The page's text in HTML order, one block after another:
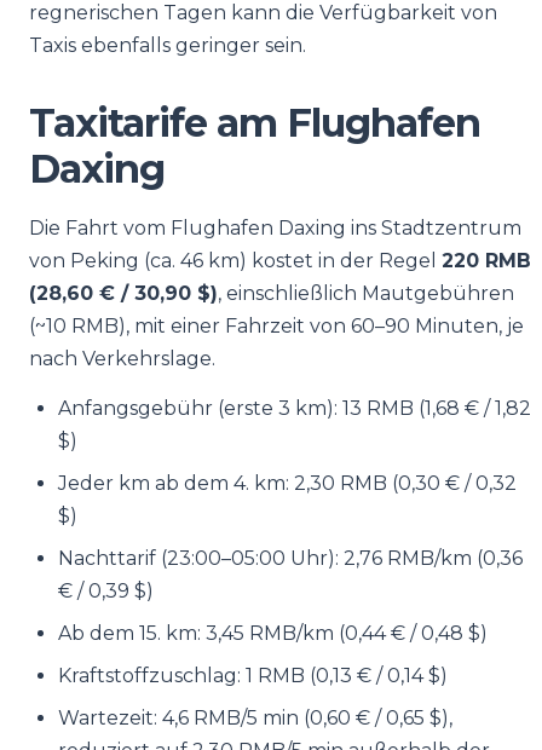
regnerischen Tagen kann die Verfügbarkeit von
Taxis ebenfalls geringer sein.
Taxitarife am Flughafen
Daxing
Die Fahrt vom Flughafen Daxing ins Stadtzentrum
von Peking (ca. 46 km) kostet in der Regel 220 RMB
(28,60 € / 30,90 $), einschließlich Mautgebühren
(~10 RMB), mit einer Fahrzeit von 60–90 Minuten, je
nach Verkehrslage.
Anfangsgebühr (erste 3 km): 13 RMB (1,68 € / 1,82
$)
Jeder km ab dem 4. km: 2,30 RMB (0,30 € / 0,32
$)
Nachttarif (23:00–05:00 Uhr): 2,76 RMB/km (0,36
€ / 0,39 $)
Ab dem 15. km: 3,45 RMB/km (0,44 € / 0,48 $)
Kraftstoffzuschlag: 1 RMB (0,13 € / 0,14 $)
Wartezeit: 4,6 RMB/5 min (0,60 € / 0,65 $),